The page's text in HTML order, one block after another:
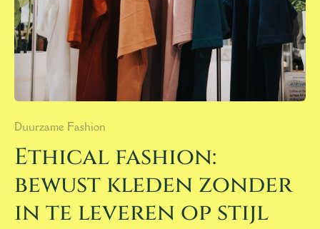
Duurzame Fashion
Ethical fashion:
bewust kleden zonder
in te leveren op stijl